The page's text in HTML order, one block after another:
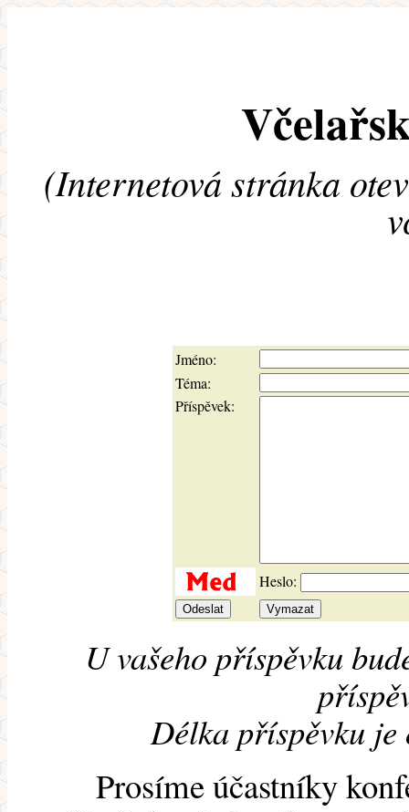
(Internetová stránka
Jméno:
Téma:
Příspěvek:
Heslo:
U vašeho příspěvku
Délka příspěvku je
Prosíme účastníky